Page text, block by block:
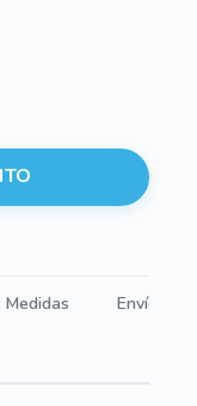
Medidas Envíos